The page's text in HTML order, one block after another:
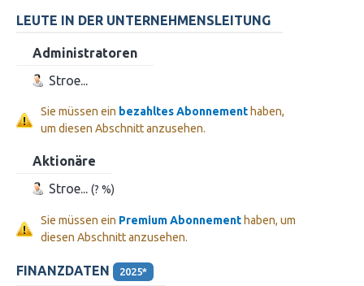
LEUTE IN DER UNTERNEHMENSLEITUNG
Administratoren
Stroe...
Sie müssen ein bezahltes Abonnement haben,
um diesen Abschnitt anzusehen.
Aktionäre
Stroe... (? %)
Sie müssen ein Premium Abonnement haben, um
diesen Abschnitt anzusehen.
FINANZDATEN 2025*